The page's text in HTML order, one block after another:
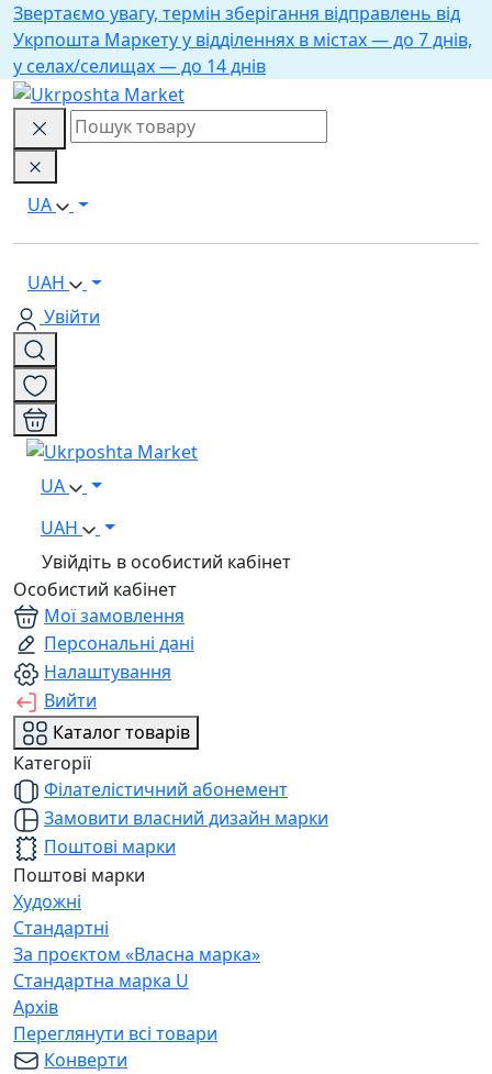
Звертаємо увагу, термін зберігання відправлень від
Укрпошта Маркету у відділеннях в містах — до 7 днів,
у селах/селищах — до 14 днів
UA
UAH
Увійти
UA
UAH
Увійдіть в особистий кабінет
Особистий кабінет
Мої замовлення
Персональні дані
Налаштування
Вийти
Каталог товарів
Категорії
Філателістичний абонемент
Замовити власний дизайн марки
Поштові марки
Поштові марки
Художні
Стандартні
За проєктом «Власна марка»
Стандартна марка U
Архів
Переглянути всі товари
Конверти